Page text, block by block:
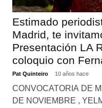
Estimado
Madrid, te
Presentación LA
coloquio con
Pat Quinteiro 10 años hace
CONVOCATORIA DE
DE NOVIEMBRE ,